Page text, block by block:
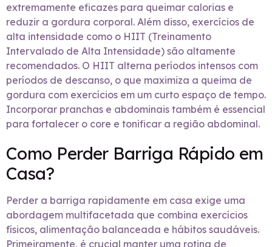
extremamente eficazes para queimar calorias e
reduzir a gordura corporal. Além disso, exercícios de
alta intensidade como o HIIT (Treinamento
Intervalado de Alta Intensidade) são altamente
recomendados. O HIIT alterna períodos intensos com
períodos de descanso, o que maximiza a queima de
gordura com exercícios em um curto espaço de tempo.
Incorporar pranchas e abdominais também é essencial
para fortalecer o core e tonificar a região abdominal.
Como Perder Barriga Rápido em
Casa?
Perder a barriga rapidamente em casa exige uma
abordagem multifacetada que combina exercícios
físicos, alimentação balanceada e hábitos saudáveis.
Primeiramente, é crucial manter uma rotina de